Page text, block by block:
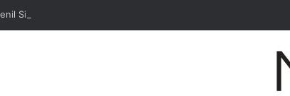
Sindicalista en la Sección 35 de Cancún